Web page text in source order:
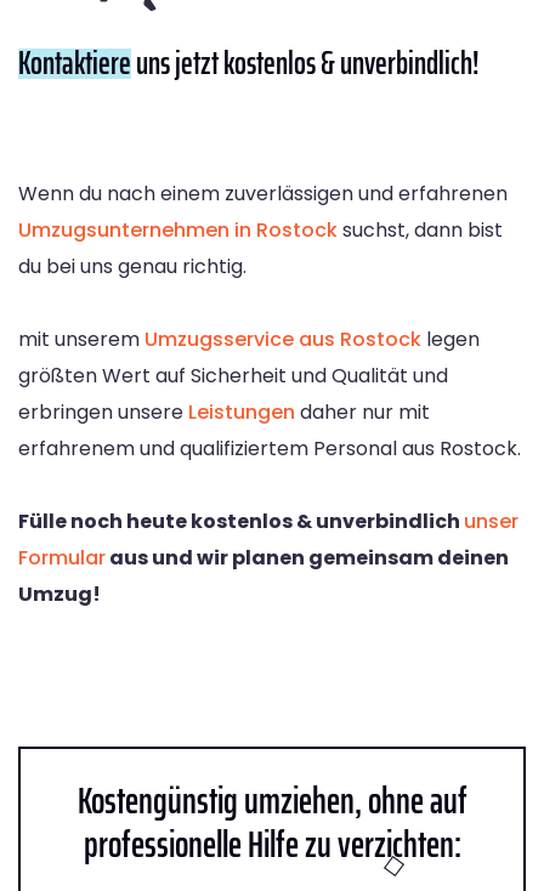
Kontaktiereuns jetzt kostenlos & unverbindlich!
Wenn du nach einem zuverlässigen und erfahrenen
Umzugsunternehmen in Rostocksuchst, dann bist
du bei uns genau richtig.
mit unserem Umzugsservice aus Rostock legen
größten Wert auf Sicherheit und Qualität und
erbringen unsere Leistungen daher nur mit
erfahrenem und qualifiziertem Personal aus Rostock.
Fülle noch heute kostenlos & unverbindlich unser
Formularaus und wir planen gemeinsam deinen
Umzug!
Kostengünstig umziehen, ohne auf
professionelle Hilfe zu verzichten: